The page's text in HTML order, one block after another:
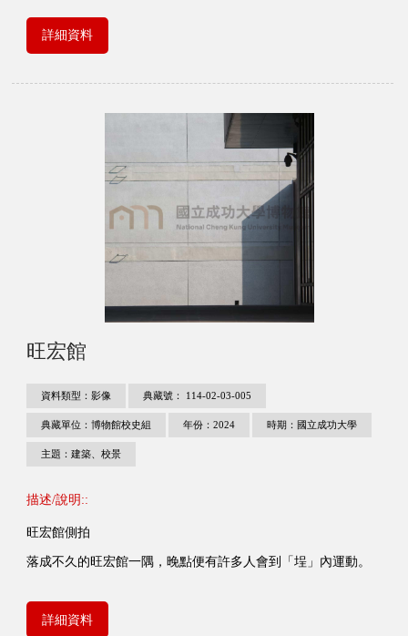
詳細資料
旺宏館
資料類型：影像 典藏號： 114-02-03-005
典藏單位：博物館校史組 年份：2024 時期：國立成功大學
主題：建築、校景
描述/說明::
旺宏館側拍
落成不久的旺宏館一隅，晚點便有許多人會到「埕」內運動。
詳細資料